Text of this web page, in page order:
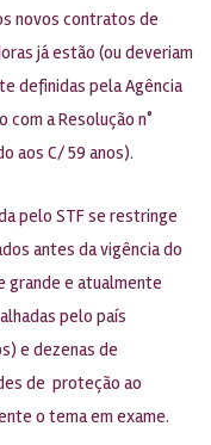
novos contratos de
já estão (ou deveriam
definidas pela Agência
com a Resolução n°
aos C/ 59 anos).
pelo STF se restringe
antes da vigência do
grande e atualmente
pelo país
e dezenas de
de proteção ao
o tema em exame.